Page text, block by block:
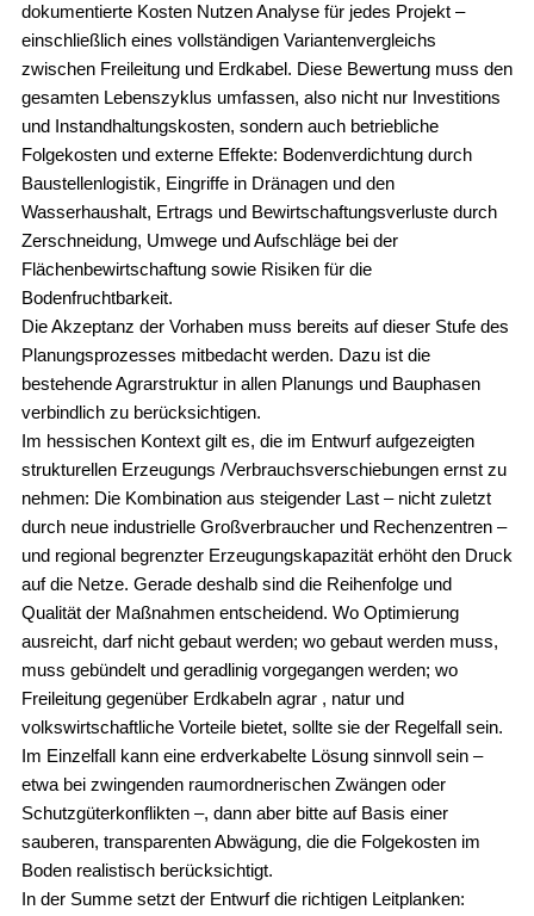
dokumentierte Kosten Nutzen Analyse für jedes Projekt –
einschließlich eines vollständigen Variantenvergleichs
zwischen Freileitung und Erdkabel. Diese Bewertung muss den
gesamten Lebenszyklus umfassen, also nicht nur Investitions
und Instandhaltungskosten, sondern auch betriebliche
Folgekosten und externe Effekte: Bodenverdichtung durch
Baustellenlogistik, Eingriffe in Dränagen und den
Wasserhaushalt, Ertrags und Bewirtschaftungsverluste durch
Zerschneidung, Umwege und Aufschläge bei der
Flächenbewirtschaftung sowie Risiken für die
Bodenfruchtbarkeit.
Die Akzeptanz der Vorhaben muss bereits auf dieser Stufe des
Planungsprozesses mitbedacht werden. Dazu ist die
bestehende Agrarstruktur in allen Planungs und Bauphasen
verbindlich zu berücksichtigen.
Im hessischen Kontext gilt es, die im Entwurf aufgezeigten
strukturellen Erzeugungs /Verbrauchsverschiebungen ernst zu
nehmen: Die Kombination aus steigender Last – nicht zuletzt
durch neue industrielle Großverbraucher und Rechenzentren –
und regional begrenzter Erzeugungskapazität erhöht den Druck
auf die Netze. Gerade deshalb sind die Reihenfolge und
Qualität der Maßnahmen entscheidend. Wo Optimierung
ausreicht, darf nicht gebaut werden; wo gebaut werden muss,
muss gebündelt und geradlinig vorgegangen werden; wo
Freileitung gegenüber Erdkabeln agrar , natur und
volkswirtschaftliche Vorteile bietet, sollte sie der Regelfall sein.
Im Einzelfall kann eine erdverkabelte Lösung sinnvoll sein –
etwa bei zwingenden raumordnerischen Zwängen oder
Schutzgüterkonflikten –, dann aber bitte auf Basis einer
sauberen, transparenten Abwägung, die die Folgekosten im
Boden realistisch berücksichtigt.
In der Summe setzt der Entwurf die richtigen Leitplanken: